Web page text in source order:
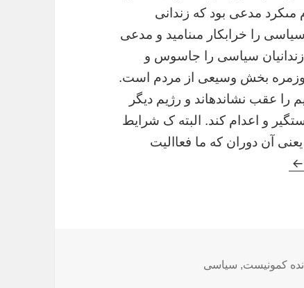
مىکرد مدعى بود که زندانى
را خرابکار مىناميد و مدعى
زندانيان سياسى را جاسوس و
بخش وسيعى از مردم است.
را عقب نشاندهاند و رژيم ديگر
و اعدام کند. البته ک شرايط
آن دوران که ما فعااليت
جنبش سرنگونى و زندانيان سياسى: مصاحبه با
کمونیست, سیاسی
کمونیست